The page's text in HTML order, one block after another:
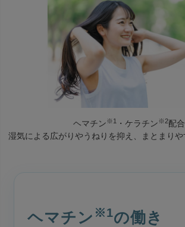
ヘマチン※1 ・ケラチン※2配合
湿気による広がりやうねりを抑え、まとまりや
ヘマチン ※1の働き